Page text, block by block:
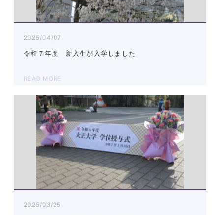
2025/04/07
令和７年度 新入生が入学しました
READ MORE
2025/03/25